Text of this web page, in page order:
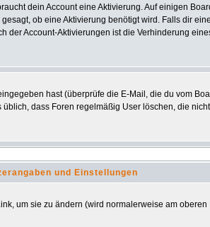
dein Account eine Aktivierung. Auf einigen
ob eine Aktivierung benötigt wird. Falls dir
Account-Aktivierungen ist die Verhinderung
hast (überprüfe die E-Mail, die du vom
dass Foren regelmäßig User löschen, die
und Einstellungen
um sie zu ändern (wird normalerweise am